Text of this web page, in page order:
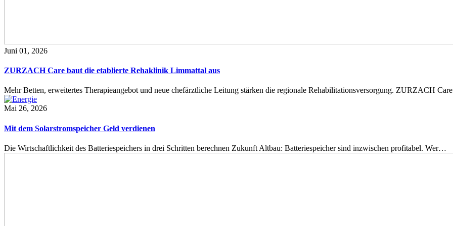
Juni 01, 2026
ZURZACH Care baut die etablierte Rehaklinik Limmattal aus
Mehr Betten, erweitertes Therapieangebot und neue chefärztliche Leitung stärken die regionale Rehabilitationsversorgung. ZURZACH
Mai 26, 2026
Mit dem Solarstromspeicher Geld verdienen
Die Wirtschaftlichkeit des Batteriespeichers in drei Schritten berechnen Zukunft Altbau: Batteriespeicher sind inzwischen profitabel. Wer…